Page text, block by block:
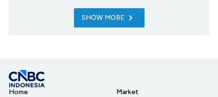
SHOW MORE
Home
Market